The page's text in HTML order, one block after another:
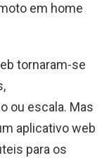
em home
tornaram-se
ou escala. Mas
aplicativo web
para os